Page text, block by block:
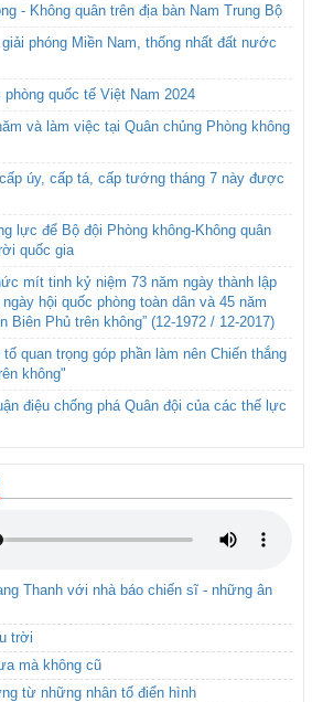
- Không quân trên địa bàn Nam Trung Bộ
giải phóng Miền Nam, thống nhất đất nước
quốc tế Việt Nam 2024
và làm việc tại Quân chủng Phòng không
úy, cấp tá, cấp tướng tháng 7 này được
lực để Bộ đội Phòng không-Không quân
quốc gia
mít tinh kỷ niệm 73 năm ngày thành lập
hội quốc phòng toàn dân và 45 năm
Biên Phủ trên không” (12-1972 / 12-2017)
quan trọng góp phần làm nên Chiến thắng
không"
điệu chống phá Quân đội của các thế lực
Thanh với nhà báo chiến sĩ - những ân
trời
mà không cũ
từ những nhân tố điển hình